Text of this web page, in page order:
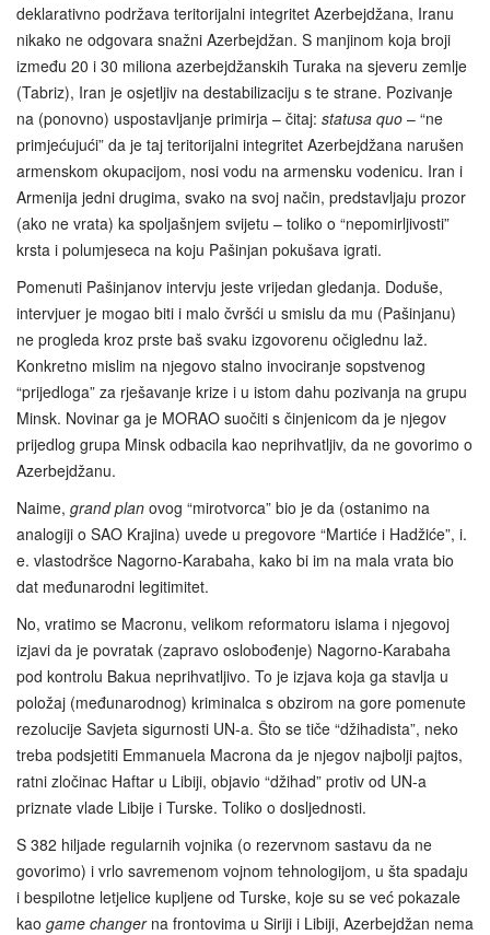
deklarativno podržava teritorijalni integritet Azerbejdžana, Iranu
nikako ne odgovara snažni Azerbejdžan. S manjinom koja broji
između 20 i 30 miliona azerbejdžanskih Turaka na sjeveru zemlje
(Tabriz), Iran je osjetljiv na destabilizaciju s te strane. Pozivanje
na (ponovno) uspostavljanje primirja – čitaj: statusa quo – “ne
primjećujući” da je taj teritorijalni integritet Azerbejdžana narušen
armenskom okupacijom, nosi vodu na armensku vodenicu. Iran i
Armenija jedni drugima, svako na svoj način, predstavljaju prozor
(ako ne vrata) ka spoljašnjem svijetu – toliko o “nepomirljivosti”
krsta i polumjeseca na koju Pašinjan pokušava igrati.
Pomenuti Pašinjanov intervju jeste vrijedan gledanja. Doduše,
intervjuer je mogao biti i malo čvršći u smislu da mu (Pašinjanu)
ne progleda kroz prste baš svaku izgovorenu očiglednu laž.
Konkretno mislim na njegovo stalno invociranje sopstvenog
“prijedloga” za rješavanje krize i u istom dahu pozivanja na grupu
Minsk. Novinar ga je MORAO suočiti s činjenicom da je njegov
prijedlog grupa Minsk odbacila kao neprihvatljiv, da ne govorimo o
Azerbejdžanu.
Naime, grand plan ovog “mirotvorca” bio je da (ostanimo na
analogiji o SAO Krajina) uvede u pregovore “Martiće i Hadžiće”, i.
e. vlastodršce Nagorno-Karabaha, kako bi im na mala vrata bio
dat međunarodni legitimitet.
No, vratimo se Macronu, velikom reformatoru islama i njegovoj
izjavi da je povratak (zapravo oslobođenje) Nagorno-Karabaha
pod kontrolu Bakua neprihvatljivo. To je izjava koja ga stavlja u
položaj (međunarodnog) kriminalca s obzirom na gore pomenute
rezolucije Savjeta sigurnosti UN-a. Što se tiče “džihadista”, neko
treba podsjetiti Emmanuela Macrona da je njegov najbolji pajtos,
ratni zločinac Haftar u Libiji, objavio “džihad” protiv od UN-a
priznate vlade Libije i Turske. Toliko o dosljednosti.
S 382 hiljade regularnih vojnika (o rezervnom sastavu da ne
govorimo) i vrlo savremenom vojnom tehnologijom, u šta spadaju
i bespilotne letjelice kupljene od Turske, koje su se već pokazale
kao game changerna frontovima u Siriji i Libiji, Azerbejdžan nema